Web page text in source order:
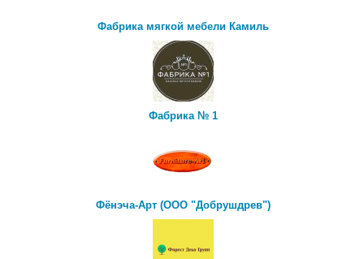
Фабрика мягкой мебели Камиль
Фабрика № 1
Фёнэча-Арт (ООО "Добрушдрев")